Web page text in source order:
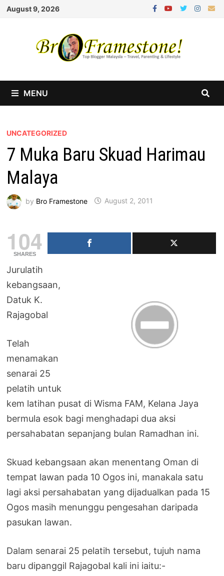
Skip
August 9, 2026
MENU
UNCATEGORIZED
7 Muka Baru Skuad Harimau
Malaya
by Bro Framestone August 2, 2011
104
SHARES
Jurulatih
kebangsaan,
Datuk K.
Rajagobal
Telah
menamakan
senarai 25
pelatih untuk
kem latihan pusat di Wisma FAM, Kelana Jaya
bermula esok bagi menghadapi dua aksi
persahabatan sepanjang bulan Ramadhan ini.
Skuad kebangsaan akan menentang Oman di
tempat lawan pada 10 Ogos ini, manakala satu
lagi aksi persahabatan yang dijadualkan pada 15
Ogos masih menunggu pengesahan daripada
pasukan lawan.
Dalam senarai 25 pelatih tersebut, tujuh nama
baru dipanggil Rajagobal kali ini iaitu:-